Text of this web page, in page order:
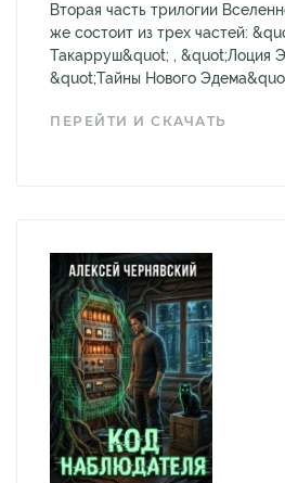
Вторая часть трилогии
же состоит из трех частей:
Такарруш&quot; , &quot;Лоция
&quot;Тайны Нового
ПЕРЕЙТИ И СКАЧАТЬ